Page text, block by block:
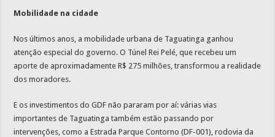
Mobilidade na cidade
Nos últimos anos, a mobilidade urbana de Taguatinga ganhou
atenção especial do governo. O Túnel Rei Pelé, que recebeu um
aporte de aproximadamente R$ 275 milhões, transformou a realidade
dos moradores.
E os investimentos do GDF não pararam por aí: várias vias
importantes de Taguatinga também estão passando por
intervenções, como a Estrada Parque Contorno (DF-001), rodovia da